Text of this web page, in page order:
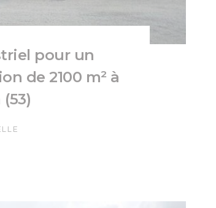
pour un
de 2100 m² à